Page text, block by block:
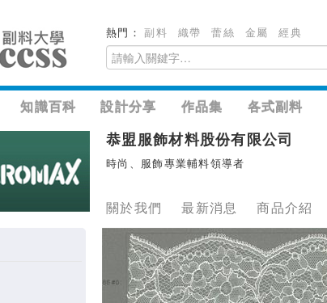
熱門：副料 織帶 蕾絲 金屬 經典
知識百科 設計分享 作品集 各式副料
恭盟服飾材料股份有限公司
時尚、服飾專業輔料領導者
關於我們 最新消息 商品介紹